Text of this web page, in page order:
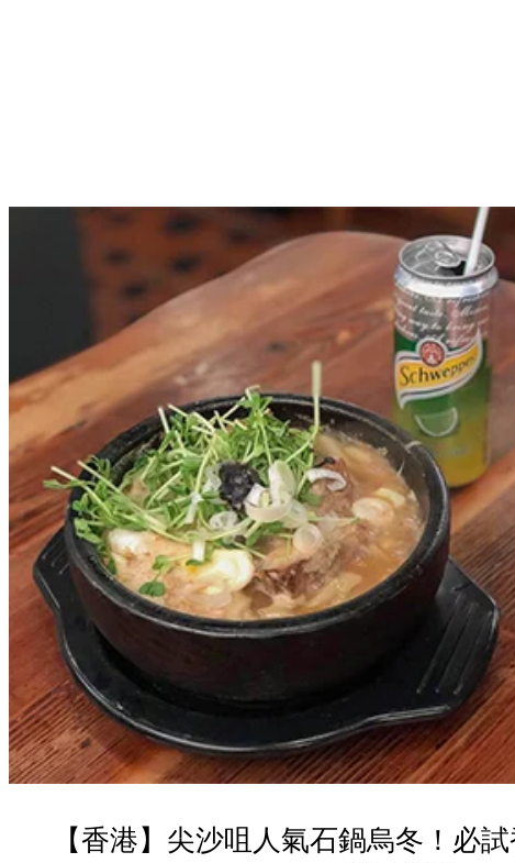
【香港】尖沙咀人氣石鍋烏冬！必